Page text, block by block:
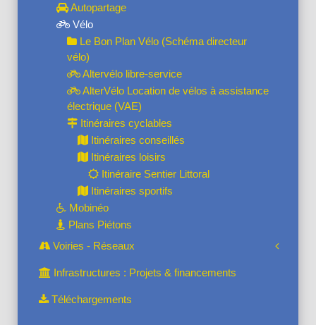
Autopartage
Vélo
Le Bon Plan Vélo (Schéma directeur
vélo)
Altervélo libre-service
AlterVélo Location de vélos à assistance
électrique (VAE)
Itinéraires cyclables
Itinéraires conseillés
Itinéraires loisirs
Itinéraire Sentier Littoral
Itinéraires sportifs
Mobinéo
Plans Piétons
Voiries - Réseaux
Infrastructures : Projets & financements
Téléchargements